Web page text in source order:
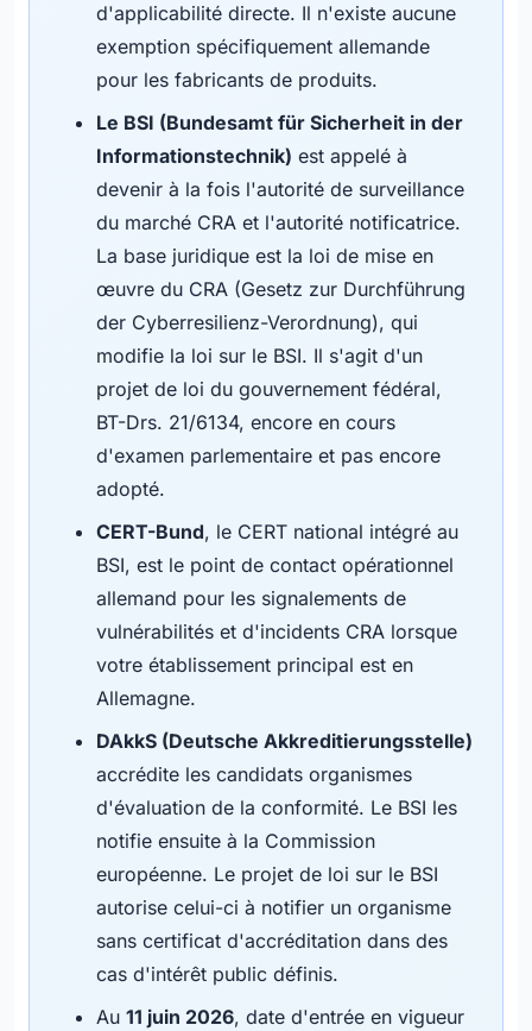
d'applicabilité directe. Il n'existe aucune
exemption spécifiquement allemande
pour les fabricants de produits.
Le BSI (Bundesamt für Sicherheit in der
Informationstechnik) est appelé à
devenir à la fois l'autorité de surveillance
du marché CRA et l'autorité notificatrice.
La base juridique est la loi de mise en
œuvre du CRA (Gesetz zur Durchführung
der Cyberresilienz-Verordnung), qui
modifie la loi sur le BSI. Il s'agit d'un
projet de loi du gouvernement fédéral,
BT-Drs. 21/6134, encore en cours
d'examen parlementaire et pas encore
adopté.
CERT-Bund, le CERT national intégré au
BSI, est le point de contact opérationnel
allemand pour les signalements de
vulnérabilités et d'incidents CRA lorsque
votre établissement principal est en
Allemagne.
DAkkS (Deutsche Akkreditierungsstelle)
accrédite les candidats organismes
d'évaluation de la conformité. Le BSI les
notifie ensuite à la Commission
européenne. Le projet de loi sur le BSI
autorise celui-ci à notifier un organisme
sans certificat d'accréditation dans des
cas d'intérêt public définis.
Au 11 juin 2026, date d'entrée en vigueur